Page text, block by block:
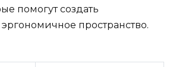
помогут создать
пространство.